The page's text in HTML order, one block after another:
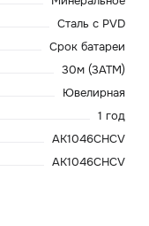
Сталь с PVD
Срок батареи
30м (3ATM)
Ювелирная
1 год
AK1046CHCV
AK1046CHCV